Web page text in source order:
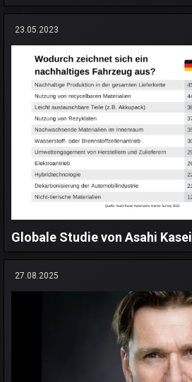
23.05.2023
Globale Studie von Asahi Kasei
27.08.2025